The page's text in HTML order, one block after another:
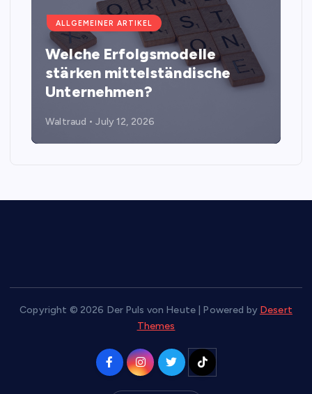
ALLGEMEINER ARTIKEL
Welche Erfolgsmodelle
stärken mittelständische
Unternehmen?
Waltraud July 12, 2026
Copyright © 2026 Der Puls von Heute | Powered by Desert
Themes